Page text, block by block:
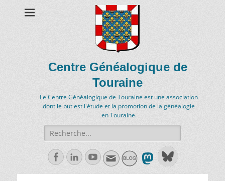
Centre Généalogique de
Touraine
Le Centre Généalogique de Touraine est une association
dont le but est l'étude et la promotion de la généalogie
en Touraine.
Recherche
de:
FacebookLinkedln
Youtube